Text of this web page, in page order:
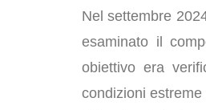
Nel settembre
esaminato il
obiettivo era
condizioni